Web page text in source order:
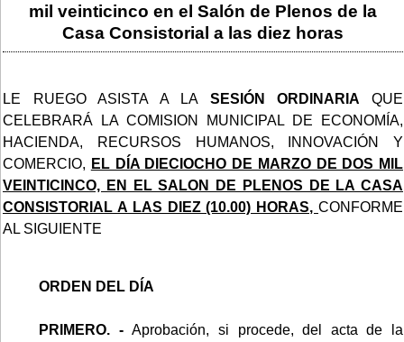
mil veinticinco en el Salón de Plenos de la
Casa Consistorial a las diez horas
LE RUEGO ASISTA A LA SESIÓN ORDINARIAQUE
CELEBRARÁ LA COMISION MUNICIPAL DE ECONOMÍA,
HACIENDA, RECURSOS HUMANOS, INNOVACIÓN Y
COMERCIO, EL DÍA DIECIOCHO DE MARZO DE DOS MIL
VEINTICINCO, EN EL SALON DE PLENOS DE LA CASA
CONSISTORIAL A LAS DIEZ (10.00) HORAS, CONFORME
AL SIGUIENTE
ORDEN DEL DÍA
PRIMERO. -Aprobación, si procede, del acta de la